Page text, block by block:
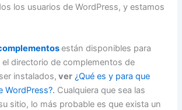
los usuarios de WordPress, y estamos
están disponibles para
directorio de complementos de
instalados, ver ¿Qué es y para que
WordPress?. Cualquiera que sea las
sitio, lo más probable es que exista un